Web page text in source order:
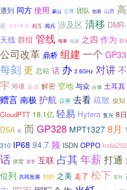
遭到 同方 使用 蒙山 公开 团队 创新 山西
庭 专利申请 相互 阅兵 涉及区 清移
天线 群组 管线 海事 短波 之四 作为 联
公司改革 鼎桥 组建 一个
每刻 更 总站 话 办 2.6GHz 对讲
宇 环境 炼成 解密 空地 与众 占领 土耳其
赠言 南极 护航 议事 去看 疏散 俊知
CloudPTT 18.1亿 轻易 Hytera 复兴 8日
DSA 化 而 GP328 MPT1327 8月
310 IP68 94.7 频 ISDN OPPO
话 供货 变革 互联 占其年薪 打通
位列 共同发展 别的 之美 走了 松下 室外